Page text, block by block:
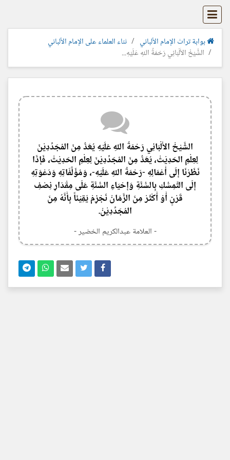
بوابة تراث الإمام الألباني
ثناء العلماء على الإمام الألباني
الشَّيْخْ الأَلْبَانِي رَحْمَةُ اللهِ عَلَيْهِ...
الشَّيْخْ الأَلْبَانِي رَحْمَةُ اللهِ عَلَيْهِ يُعَدُّ مِنَ المُجَدِّدِيْنَ
لِعِلْمِ الحَدِيْثْ، يُعَدُّ مِنَ المُجَدِّدِيْنَ لِعِلْمِ الحَدِيْثْ، فَإِذَا
نَظَرْنَا إِلَى أَعْمَالِهِ -رَحْمَةُ اللهِ عَلَيْهِ-، وَمُؤَلَّفَاتِهِ وَدَعْوَتِهِ
إِلَى التَّمِسُّكِ بِالسُّنَّةِ وَإِحْيَاءِ السُّنَّةِ عَلَى مِقْدَارِ نِصْفِ
قَرْنٍ أَوْ أَكْثَرْ مِنَ الزَّمَانْ نَجْزِمْ يَقِيْنَاً بِأَنَّهُ مِنَ
المُجَدِّدِيْنْ.
- العلامة عبدالكريم الخضير -